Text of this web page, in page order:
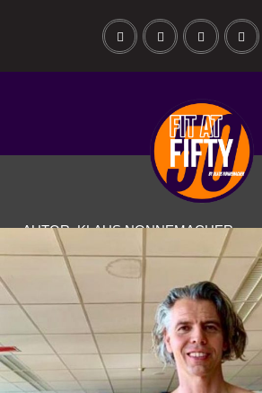
AUTOR: KLAUS NONNEMACHER
TRAINING BEI
ZEIT UND
Oder wie halten sie sich
Woche mit nur 20 Minuten